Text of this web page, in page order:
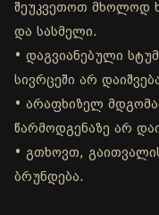
შეუკვეთოთ მხოლოდ
და სასმელი.
• დაგვიანებული
სივრცეში არ
• არაფხიზელ
წარმოდგენაზე არ
• გთხოვთ,
ბრუნდება.